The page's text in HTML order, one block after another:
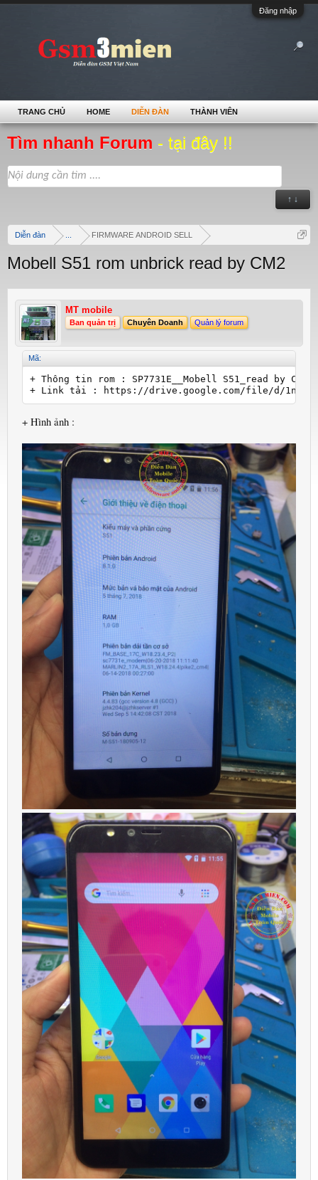
Đăng nhập
Tìm nhanh Forum - tại đây !!
↑ ↓
Diễn đàn FIRMWARE ANDROID SELL
Mobell S51 rom unbrick read by CM2
MT mobile
Ban quản trị Chuyên Doanh Quản lý forum
Mã:
+ Thông tin rom : SP7731E__Mobell S51_read by
+ Hình ảnh :
TRANG CHỦ HOME DIỄN ĐÀN THÀNH VIÊN